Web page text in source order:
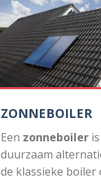
ZONNEBOILER
Een zonneboiler
duurzaam
de klassieke boiler